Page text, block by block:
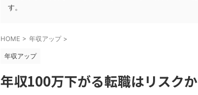
す。
HOME > 年収アップ >
年収アップ
年収100万下がる転職はリスク